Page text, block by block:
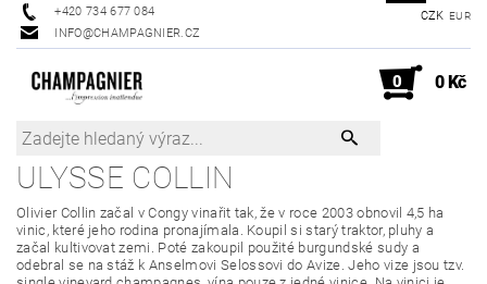
+420 734 677 084
INFO@CHAMPAGNIER.CZ
CZK EUR
0 0 Kč
ULYSSE COLLIN
Olivier Collin začal v Congy vinařit tak, že v roce 2003 obnovil 4,5 ha
vinic, které jeho rodina pronajímala. Koupil si starý traktor, pluhy a
začal kultivovat zemi. Poté zakoupil použité burgundské sudy a
odebral se na stáž k Anselmovi Selossovi do Avize. Jeho vize jsou tzv.